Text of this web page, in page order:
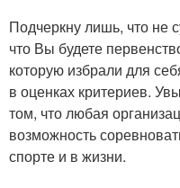
Подчеркну лишь, что не
что Вы будете
которую избрали для
в оценках критериев.
том, что любая
возможность
спорте и в жизни.